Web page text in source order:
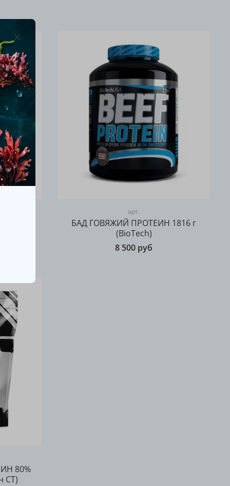
арт.
БАД ГОВЯЖИЙ ПРОТЕИН 1816 г
(BioTech)
8 500 руб
80%
СТ)